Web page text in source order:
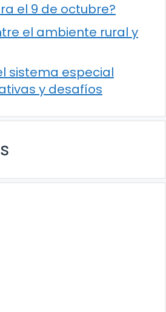
el 9 de octubre?
el ambiente rural y
sistema especial
y desafíos